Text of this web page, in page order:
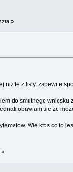
»
te z listy, zapewne
do smutnego
obawiam sie ze
Wie ktos co to
»